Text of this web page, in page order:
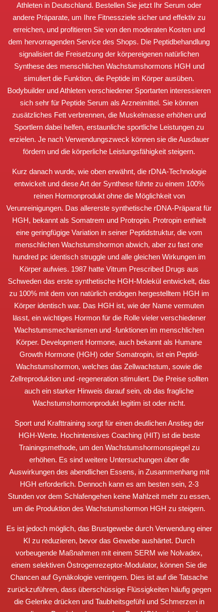
Athleten in Deutschland. Bestellen Sie jetzt Ihr Serum oder
andere Präparate, um Ihre Fitnessziele sicher und effektiv zu
erreichen, und profitieren Sie von den moderaten Kosten und
dem hervorragenden Service des Shops. Die Peptidbehandlung
signalisiert die Freisetzung der körpereigenen natürlichen
Synthese des menschlichen Wachstumshormons HGH und
simuliert die Funktion, die Peptide im Körper ausüben.
Bodybuilder und Athleten verschiedener Sportarten interessieren
sich sehr für Peptide Serum als Arzneimittel. Sie können
zusätzliches Fett verbrennen, die Muskelmasse erhöhen und
Sportlern dabei helfen, erstaunliche sportliche Leistungen zu
erzielen. Je nach Verwendungszweck können sie die Ausdauer
fördern und die körperliche Leistungsfähigkeit steigern.
Kurz danach wurde, wie oben erwähnt, die rDNA-Technologie
entwickelt und diese Art der Synthese führte zu einem 100%
reinen Hormonprodukt ohne die Möglichkeit von
Verunreinigungen. Das allererste synthetische rDNA-Präparat für
HGH, bekannt als Somatrem und Protropin. Protropin enthielt
eine geringfügige Variation in seiner Peptidstruktur, die vom
menschlichen Wachstumshormon abwich, aber zu fast one
hundred pc identisch struggle und alle gleichen Wirkungen im
Körper aufwies. 1987 hatte Vitrum Prescribed Drugs aus
Schweden das erste synthetische HGH-Molekül entwickelt, das
zu 100% mit dem von natürlich endogen hergestelltem HGH im
Körper identisch war. Das HGH ist, wie der Name vermuten
lässt, ein wichtiges Hormon für die Rolle vieler verschiedener
Wachstumsmechanismen und -funktionen im menschlichen
Körper. Development Hormone, auch bekannt als Humane
Growth Hormone (HGH) oder Somatropin, ist ein Peptid-
Wachstumshormon, welches das Zellwachstum, sowie die
Zellreproduktion und -regeneration stimuliert. Die Preise sollten
auch ein starker Hinweis darauf sein, ob das fragliche
Wachstumshormonprodukt legitim ist oder nicht.
Sport und Krafttraining sorgt für einen deutlichen Anstieg der
HGH-Werte. Hochintensives Coaching (HIT) ist die beste
Trainingsmethode, um den Wachstumshormonspiegel zu
erhöhen. Es sind weitere Untersuchungen über die
Auswirkungen des abendlichen Essens, in Zusammenhang mit
HGH erforderlich. Dennoch kann es am besten sein, 2-3
Stunden vor dem Schlafengehen keine Mahlzeit mehr zu essen,
um die Produktion des Wachstumshormon HGH zu steigern.
Es ist jedoch möglich, das Brustgewebe durch Verwendung einer
KI zu reduzieren, bevor das Gewebe aushärtet. Durch
vorbeugende Maßnahmen mit einem SERM wie Nolvadex,
einem selektiven Östrogenrezeptor-Modulator, können Sie die
Chancen auf Gynäkologie verringern. Dies ist auf die Tatsache
zurückzuführen, dass überschüssige Flüssigkeiten häufig gegen
die Gelenke drücken und Taubheitsgefühl und Schmerzen in